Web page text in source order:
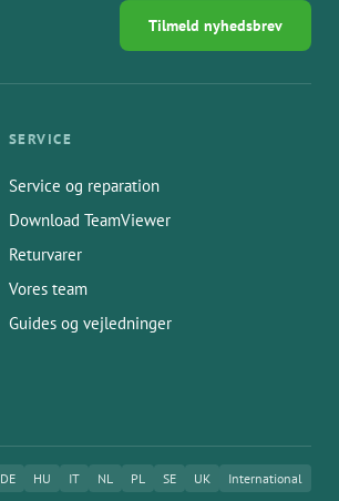
Tilmeld nyhedsbrev
SERVICE
Service og reparation
Download TeamViewer
Returvarer
Vores team
Guides og vejledninger
DE HU IT NL PL SE UK International